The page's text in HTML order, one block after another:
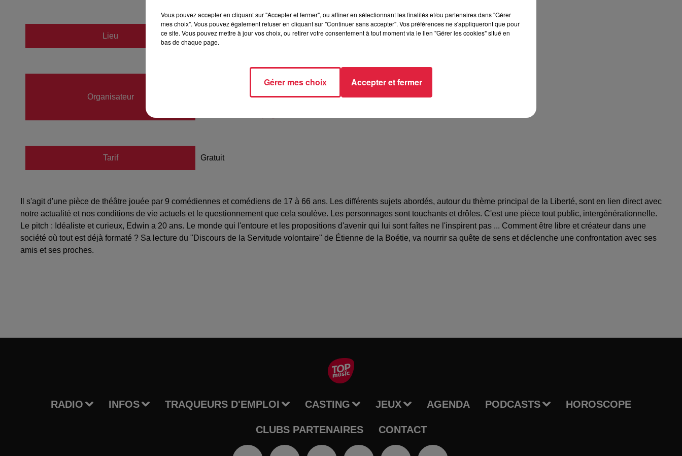
Lieu Théâtre du Cube nOir, 4 allée du Sommerhof, 67200 Strasbourg
Organisateur
emmanuel Mouillon
Tarif Gratuit
Il s'agit d'une pièce de théâtre jouée par 9 comédiennes et comédiens de 17 à 66 ans. Les différents sujets abordés, autour du thème principal de la Liberté, sont en lien direct avec
notre actualité et nos conditions de vie actuels et le questionnement que cela soulève. Les personnages sont touchants et drôles. C'est une pièce tout public, intergénérationnelle.
Le pitch : Idéaliste et curieux, Edwin a 20 ans. Le monde qui l'entoure et les propositions d'avenir qui lui sont faîtes ne l'inspirent pas ... Comment être libre et créateur dans une
société où tout est déjà formaté ? Sa lecture du "Discours de la Servitude volontaire" de Étienne de la Boétie, va nourrir sa quête de sens et déclenche une confrontation avec ses
amis et ses proches.
RADIO INFOS TRAQUEURS D'EMPLOI CASTING JEUX AGENDA PODCASTS HOROSCOPE
CLUBS PARTENAIRES CONTACT
Vous pouvez accepter en cliquant sur "Accepter et fermer", ou affiner en sélectionnant les finalités et/ou partenaires dans "Gérer
mes choix". Vous pouvez également refuser en cliquant sur "Continuer sans accepter". Vos préférences ne s'appliqueront que pour
ce site. Vous pouvez mettre à jour vos choix, ou retirer votre consentement à tout moment via le lien "Gérer les cookies" situé en
bas de chaque page.
Gérer mes choix Accepter et fermer